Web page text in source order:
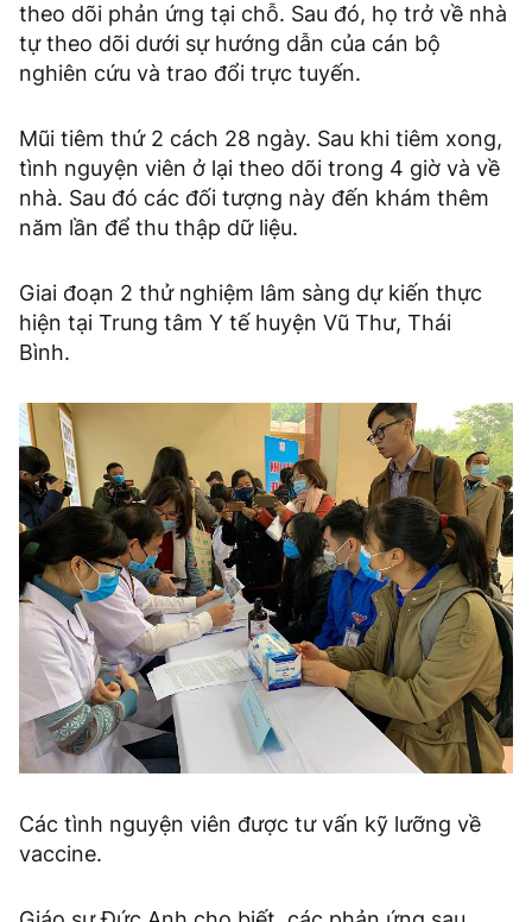
theo dõi phản ứng tại chỗ. Sau đó, họ trở về nhà
tự theo dõi dưới sự hướng dẫn của cán bộ
nghiên cứu và trao đổi trực tuyến.
Mũi tiêm thứ 2 cách 28 ngày. Sau khi tiêm xong,
tình nguyện viên ở lại theo dõi trong 4 giờ và về
nhà. Sau đó các đối tượng này đến khám thêm
năm lần để thu thập dữ liệu.
Giai đoạn 2 thử nghiệm lâm sàng dự kiến thực
hiện tại Trung tâm Y tế huyện Vũ Thư, Thái
Bình.
Các tình nguyện viên được tư vấn kỹ lưỡng về
vaccine.